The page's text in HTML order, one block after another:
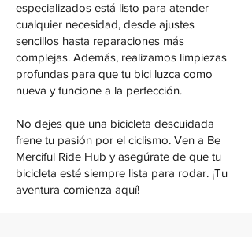
especializados está listo para atender
cualquier necesidad, desde ajustes
sencillos hasta reparaciones más
complejas. Además, realizamos limpiezas
profundas para que tu bici luzca como
nueva y funcione a la perfección.
No dejes que una bicicleta descuidada
frene tu pasión por el ciclismo. Ven a Be
Merciful Ride Hub y asegúrate de que tu
bicicleta esté siempre lista para rodar. ¡Tu
aventura comienza aquí!